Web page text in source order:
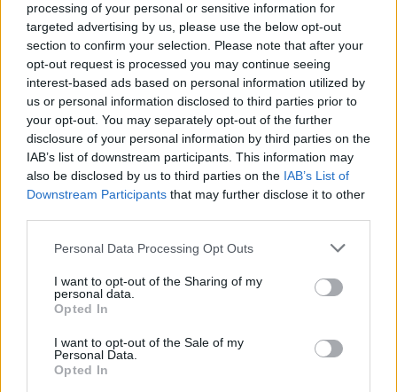
processing of your personal or sensitive information for
targeted advertising by us, please use the below opt-out
section to confirm your selection. Please note that after your
opt-out request is processed you may continue seeing
interest-based ads based on personal information utilized by
us or personal information disclosed to third parties prior to
your opt-out. You may separately opt-out of the further
disclosure of your personal information by third parties on the
IAB’s list of downstream participants. This information may
also be disclosed by us to third parties on the IAB’s List of
Downstream Participants that may further disclose it to other
Please note that this website/app uses one or more Google
not limited to your visit or usage behaviour. You may click to
grant or deny consent to Google and its third-party tags to
use your data for below specified purposes in below Google
consent section.
Personal Data Processing Opt Outs
I want to opt-out of the Sharing of my
personal data.
Opted In
I want to opt-out of the Sale of my
Personal Data.
Opted In
Kövess minket, és értesülj a friss hírekről a
Facebookon is!
Követem
#HÁZASODNA A GAZDA #ADÁSRÉSZLETEK